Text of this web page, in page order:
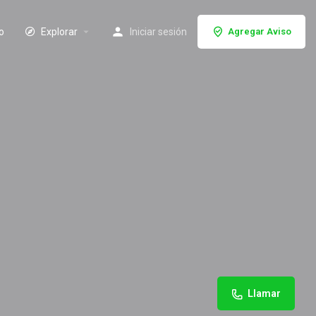
Explorar Iniciar sesión Agregar Aviso
Llamar